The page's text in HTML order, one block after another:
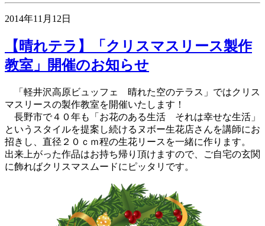
2014年11月12日
【晴れテラ】「クリスマスリース製作
教室」開催のお知らせ
「軽井沢高原ビュッフェ 晴れた空のテラス」ではクリス
マスリースの製作教室を開催いたします！
長野市で４０年も「お花のある生活 それは幸せな生活」
というスタイルを提案し続けるヌボー生花店さんを講師にお
招きし、直径２０ｃｍ程の生花リースを一緒に作ります。
出来上がった作品はお持ち帰り頂けますので、ご自宅の玄関
に飾ればクリスマスムードにピッタリです。